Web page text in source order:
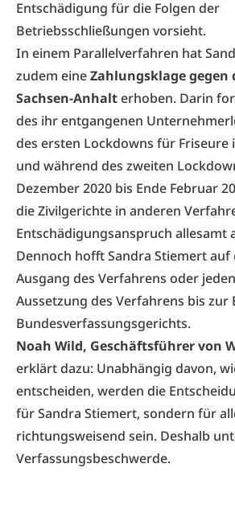
Entschädigung für die Folgen der
Betriebsschließungen vorsieht.
In einem Parallelverfahren hat
zudem eineZahlungsklage gegen
Sachsen-Anhalterhoben. Darin
des ihr entgangenen
des ersten Lockdowns für Friseure
und während des zweiten
Dezember 2020 bis Ende Februar
die Zivilgerichte in anderen
Entschädigungsanspruch allesamt
Dennoch hofft Sandra Stiemert auf
Ausgang des Verfahrens oder
Aussetzung des Verfahrens bis zur
Bundesverfassungsgerichts.
Noah Wild, Geschäftsführer von
erklärt dazu: Unabhängig davon,
entscheiden, werden die
für Sandra Stiemert, sondern für
richtungsweisend sein. Deshalb
Verfassungsbeschwerde.